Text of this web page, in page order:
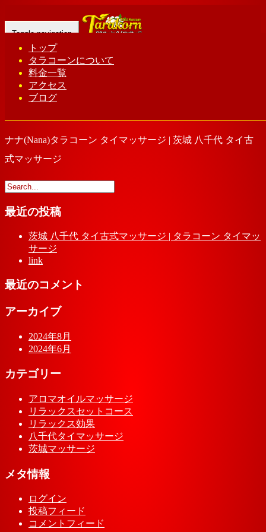
Toggle navigation
トップ
タラコーンについて
料金一覧
アクセス
ブログ
Home -ナナ(…
ナナ(Nana)タラコーン タイマッサージ | 茨城 八千代 タイ古
式マッサージ
最近の投稿
茨城 八千代 タイ古式マッサージ | タラコーン タイマッ
サージ
link
最近のコメント
アーカイブ
2024年8月
2024年6月
カテゴリー
アロマオイルマッサージ
リラックスセットコース
リラックス効果
八千代タイマッサージ
茨城マッサージ
メタ情報
ログイン
投稿フィード
コメントフィード